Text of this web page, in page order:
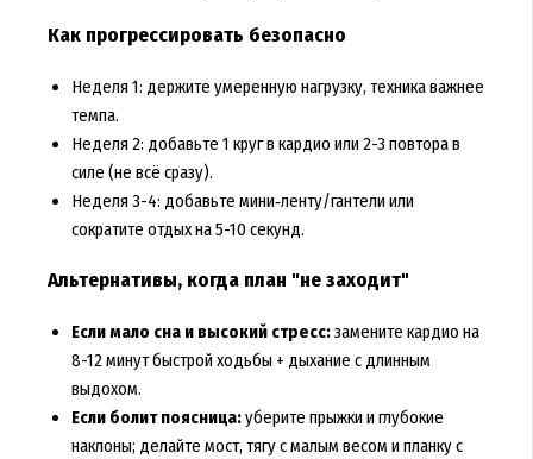
Как прогрессировать безопасно
Неделя 1: держите умеренную нагрузку, техника важнее
темпа.
Неделя 2: добавьте 1 круг в кардио или 2-3 повтора в
силе (не всё сразу).
Неделя 3-4: добавьте мини‑ленту/гантели или
сократите отдых на 5-10 секунд.
Альтернативы, когда план "не заходит"
Если мало сна и высокий стресс:замените кардио на
8-12 минут быстрой ходьбы + дыхание с длинным
выдохом.
Если болит поясница:уберите прыжки и глубокие
наклоны; делайте мост, тягу с малым весом и планку с